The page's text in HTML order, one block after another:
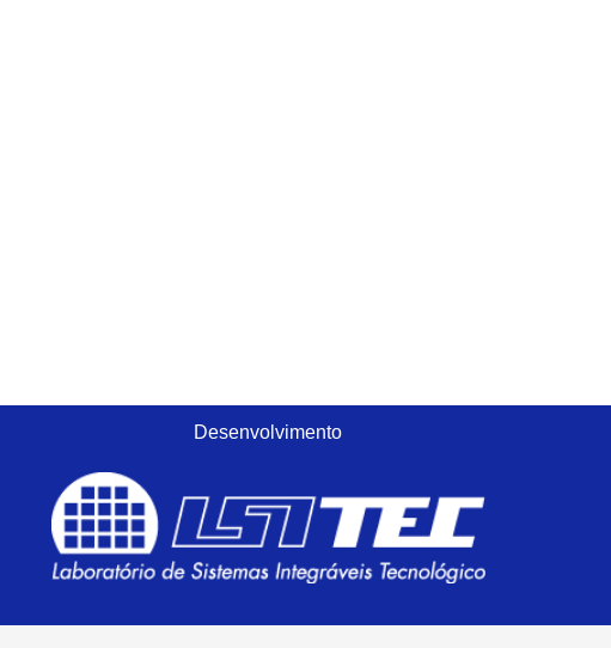
Desenvolvimento